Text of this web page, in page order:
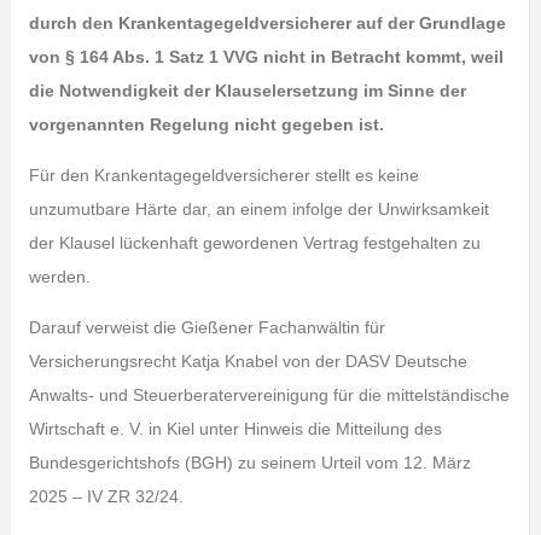
durch den Krankentagegeldversicherer auf der Grundlage
von § 164 Abs. 1 Satz 1 VVG nicht in Betracht kommt, weil
die Notwendigkeit der Klauselersetzung im Sinne der
vorgenannten Regelung nicht gegeben ist.
Für den Krankentagegeldversicherer stellt es keine
unzumutbare Härte dar, an einem infolge der Unwirksamkeit
der Klausel lückenhaft gewordenen Vertrag festgehalten zu
werden.
Darauf verweist die Gießener Fachanwältin für
Versicherungsrecht Katja Knabel von der DASV Deutsche
Anwalts- und Steuerberatervereinigung für die mittelständische
Wirtschaft e. V. in Kiel unter Hinweis die Mitteilung des
Bundesgerichtshofs (BGH) zu seinem Urteil vom 12. März
2025 – IV ZR 32/24.